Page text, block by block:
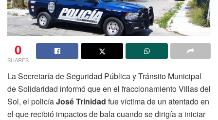
0
SHARES
La Secretaría de Seguridad Pública y Tránsito Municipal
de Solidaridad informó que en el fraccionamiento Villas del
Sol, el policíaJosé Trinidad fue víctima de un atentado en
el que recibió impactos de bala cuando se dirigía a iniciar